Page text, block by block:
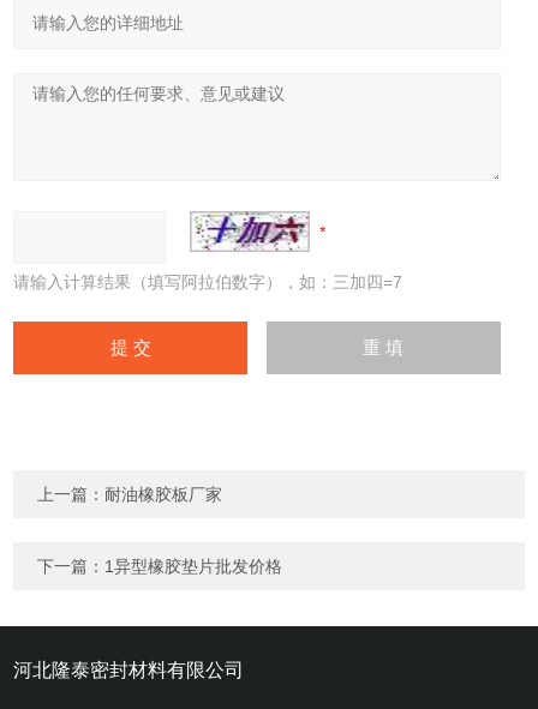
请输入计算结果（填写阿拉伯数字），如：三加四=7
上一篇： 耐油橡胶板厂家
下一篇： 1异型橡胶垫片批发价格
河北隆泰密封材料有限公司